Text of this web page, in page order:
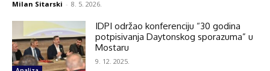
Milan Sitarski - 8. 5. 2026.
IDPI održao konferenciju “30 godina
potpisivanja Daytonskog sporazuma” u
Mostaru
9. 12. 2025.